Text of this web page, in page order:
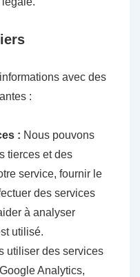
avec des
:
: Nous pouvons
tierces et des
service, fournir le
des services
à analyser
utilisé.
utiliser des services
Analytics,